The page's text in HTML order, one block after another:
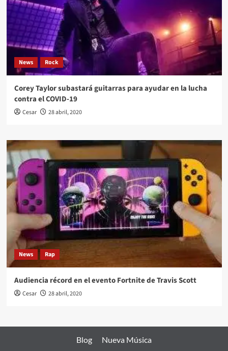
News Rock
Corey Taylor subastará guitarras para ayudar en la lucha
contra el COVID-19
Cesar 28 abril, 2020
News Rap
Audiencia récord en el evento Fortnite de Travis Scott
Cesar 28 abril, 2020
Blog Nueva Música